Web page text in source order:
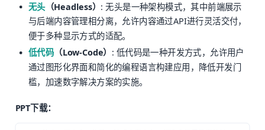
无头（Headless） : 无头是一种架构模式，其中前端展示
与后端内容管理相分离，允许内容通过API进行灵活交付，
便于多种显示方式的适配。
低代码 （Low-Code） : 低代码是一种开发方式，允许用户
通过图形化界面和简化的编程语言构建应用，降低开发门
槛，加速数字解决方案的实施。
PPT下载：